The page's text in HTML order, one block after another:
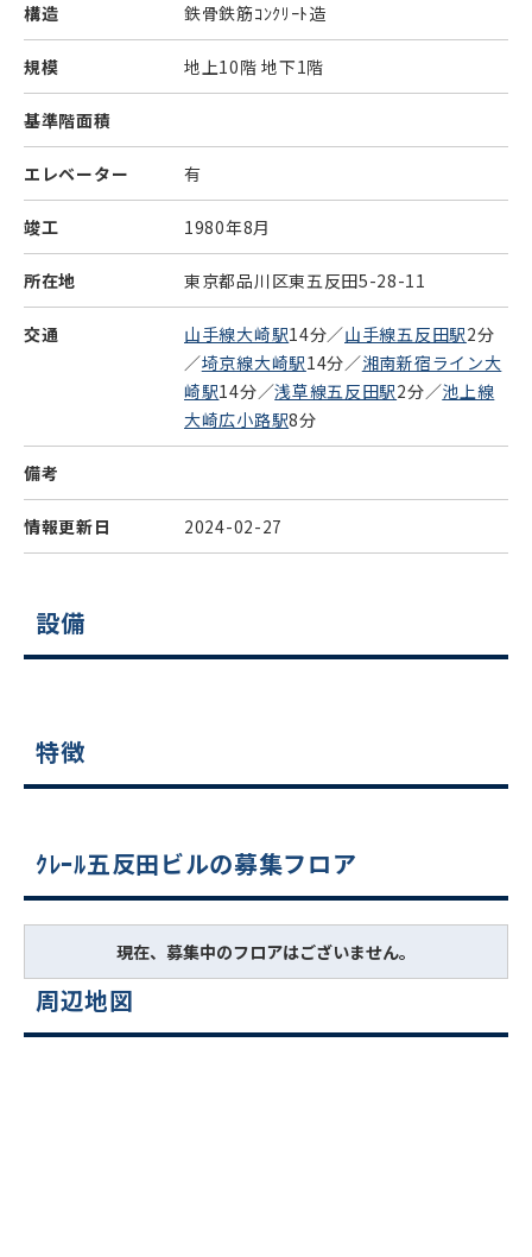
構造 鉄骨鉄筋ｺﾝｸﾘｰﾄ造
規模 地上10階 地下1階
基準階面積
エレベーター 有
竣工 1980年8月
所在地 東京都品川区東五反田5-28-11
交通 山手線大崎駅14分／山手線五反田駅2分
／埼京線大崎駅14分／湘南新宿ライン大
崎駅14分／浅草線五反田駅2分／池上線
大崎広小路駅8分
備考
情報更新日 2024-02-27
設備
特徴
ｸﾚｰﾙ五反田ビルの募集フロア
現在、募集中のフロアはございません。
周辺地図